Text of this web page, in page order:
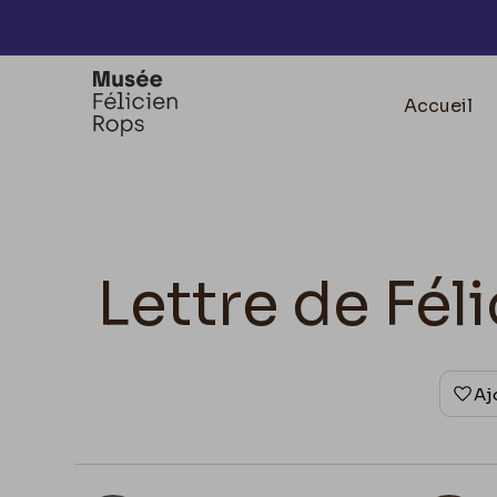
Accueil
Lettre de